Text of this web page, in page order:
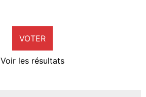
VOTER
Voir les résultats